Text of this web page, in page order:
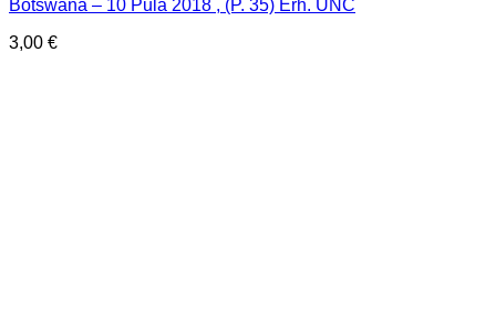
Botswana – 10 Pula 2018 , (P. 35) Erh. UNC
3,00 €